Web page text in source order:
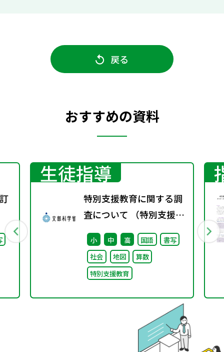
戻る
おすすめの資料
生徒指導
特別支援教育に関する調
査について （特別支援教
育体制整備状況調査、通
級による指導実施状況調
査）
小 中 高 国語
書写
社会
地図
算数
特別支援教育